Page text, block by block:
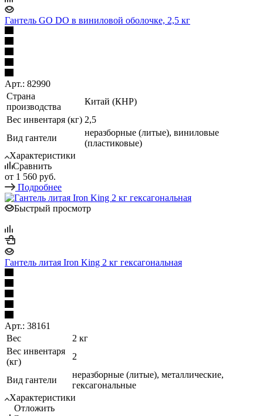
Гантель GO DO в виниловой оболочке, 2,5 кг
Арт.: 82990
Страна
производства
Китай (КНР)
Вес инвентаря (кг) 2,5
Вид гантели
неразборные (литые), виниловые
(пластиковые)
Характеристики
Сравнить
от 1 560 руб.
Подробнее
Быстрый просмотр
Гантель литая Iron King 2 кг гексагональная
Арт.: 38161
Вес
2 кг
Вес инвентаря
(кг)
2
Вид гантели
неразборные (литые), металлические,
гексагональные
Характеристики
Отложить